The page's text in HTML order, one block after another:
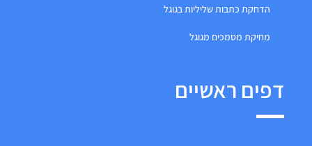
הדחקת כתבות שליליות בגוגל
מחיקת מסמכים מגוגל
דפים ראשיים